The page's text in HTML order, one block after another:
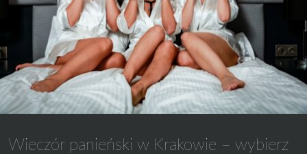
Wieczór panieński w Krakowie – wybierz